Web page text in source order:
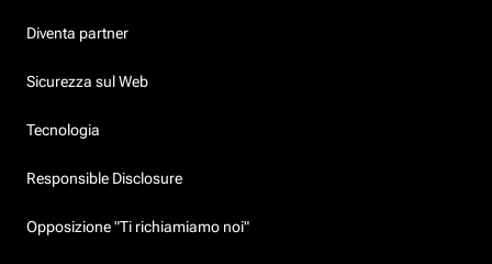
Diventa partner
Sicurezza sul Web
Tecnologia
Responsible Disclosure
Opposizione "Ti richiamiamo noi"